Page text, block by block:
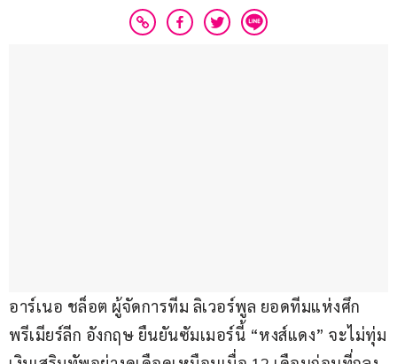
อาร์เนอ ชล็อต ผู้จัดการทีม ลิเวอร์พูล ยอดทีมแห่งศึก
พรีเมียร์ลีก อังกฤษ ยืนยันซัมเมอร์นี้ “หงส์แดง” จะไม่ทุ่ม